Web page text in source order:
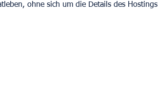
ohne sich um die Details des Hostings